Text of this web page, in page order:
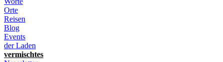
Orte
Reisen
Blog
Events
der Laden
vermischtes